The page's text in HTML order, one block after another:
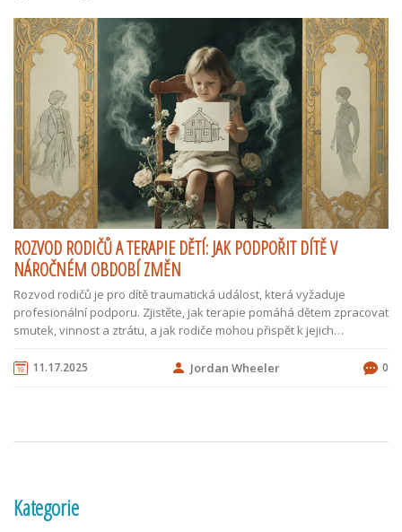
ROZVOD RODIČŮ A TERAPIE DĚTÍ: JAK PODPOŘIT DÍTĚ V
NÁROČNÉM OBDOBÍ ZMĚN
Rozvod rodičů je pro dítě traumatická událost, která vyžaduje
profesionální podporu. Zjistěte, jak terapie pomáhá dětem zpracovat
smutek, vinnost a ztrátu, a jak rodiče mohou přispět k jejich
11.17.2025 Jordan Wheeler 0
Kategorie